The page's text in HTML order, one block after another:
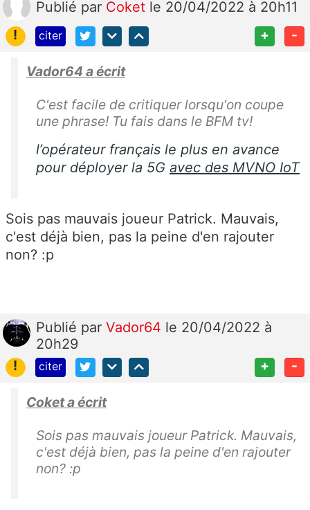
Publié par Coket le 20/04/2022 à 20h11
!
citer + -
Vador64 a écrit
C'est facile de critiquer lorsqu'on coupe
une phrase! Tu fais dans le BFM tv!
l’opérateur français le plus en avance
pour déployer la 5G avec des MVNO IoT
Sois pas mauvais joueur Patrick. Mauvais,
c'est déjà bien, pas la peine d'en rajouter
non? :p
Publié par Vador64 le 20/04/2022 à
20h29
!
citer + -
Coket a écrit
Sois pas mauvais joueur Patrick. Mauvais,
c'est déjà bien, pas la peine d'en rajouter
non? :p